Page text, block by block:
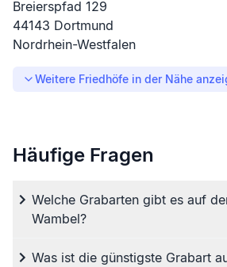
Breierspfad 129
44143 Dortmund
Nordrhein-Westfalen
Weitere Friedhöfe in der Nähe
Häufige Fragen
Welche Grabarten gibt es auf
Wambel?
Was ist die günstigste Grabart